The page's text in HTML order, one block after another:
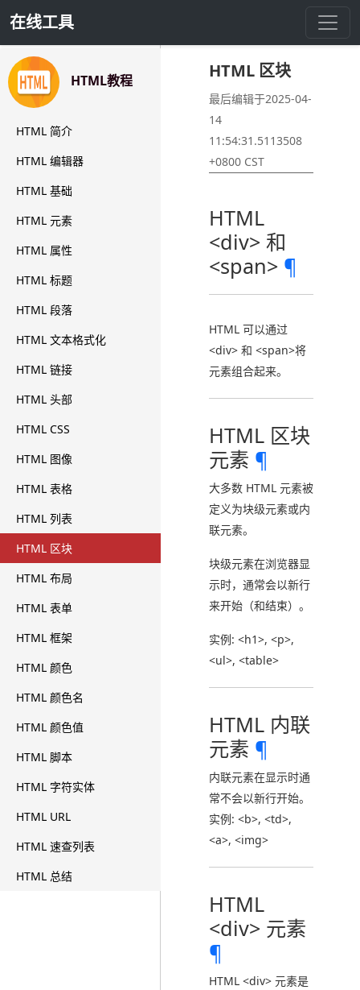
在线工具
HTML 区块
HTML教程
HTML 简介
HTML 编辑器
HTML 基础
HTML 元素
HTML 属性
HTML 标题
HTML 段落
HTML 文本格式化
HTML 链接
HTML 头部
HTML CSS
HTML 图像
HTML 表格
HTML 列表
HTML 区块
HTML 布局
HTML 表单
HTML 框架
HTML 颜色
HTML 颜色名
HTML 颜色值
HTML 脚本
HTML 字符实体
HTML URL
HTML 速查列表
HTML 总结
HTML 区块
最后编辑于2025-04-
14
11:54:31.5113508
+0800 CST
HTML
<div> 和
<span> ¶
HTML 可以通过
<div> 和 <span>将
元素组合起来。
HTML 区块
元素 ¶
大多数 HTML 元素被
定义为块级元素或内
联元素。
块级元素在浏览器显
示时，通常会以新行
来开始（和结束）。
实例: <h1>, <p>,
<ul>, <table>
HTML 内联
元素 ¶
内联元素在显示时通
常不会以新行开始。
实例: <b>, <td>,
<a>, <img>
HTML
<div> 元素
¶
HTML <div> 元素是